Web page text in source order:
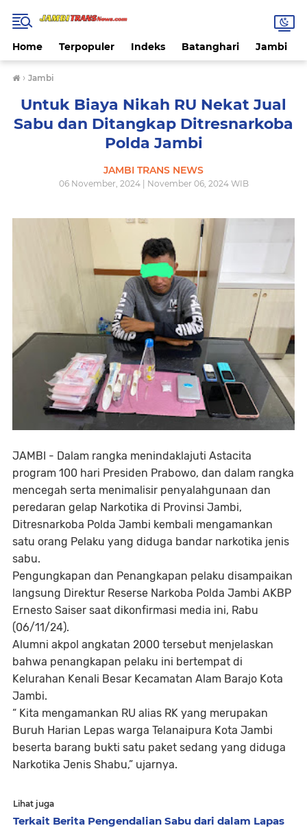
Home Terpopuler Indeks Batanghari Jambi
› Jambi
Untuk Biaya Nikah RU Nekat Jual
Sabu dan Ditangkap Ditresnarkoba
Polda Jambi
JAMBI TRANS NEWS
06 November, 2024 | November 06, 2024 WIB
JAMBI - Dalam rangka menindaklajuti Astacita
program 100 hari Presiden Prabowo, dan dalam rangka
mencegah serta menimalisir penyalahgunaan dan
peredaran gelap Narkotika di Provinsi Jambi,
Ditresnarkoba Polda Jambi kembali mengamankan
satu orang Pelaku yang diduga bandar narkotika jenis
sabu.
Pengungkapan dan Penangkapan pelaku disampaikan
langsung Direktur Reserse Narkoba Polda Jambi AKBP
Ernesto Saiser saat dikonfirmasi media ini, Rabu
(06/11/24).
Alumni akpol angkatan 2000 tersebut menjelaskan
bahwa penangkapan pelaku ini bertempat di
Kelurahan Kenali Besar Kecamatan Alam Barajo Kota
Jambi.
“ Kita mengamankan RU alias RK yang merupakan
Buruh Harian Lepas warga Telanaipura Kota Jambi
beserta barang bukti satu paket sedang yang diduga
Narkotika Jenis Shabu,” ujarnya.
Lihat juga
Terkait Berita Pengendalian Sabu dari dalam Lapas